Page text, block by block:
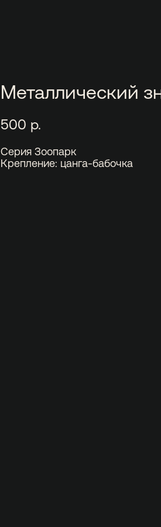
Металлический
500 р.
Серия Зоопарк
Крепление: цанга-бабочка